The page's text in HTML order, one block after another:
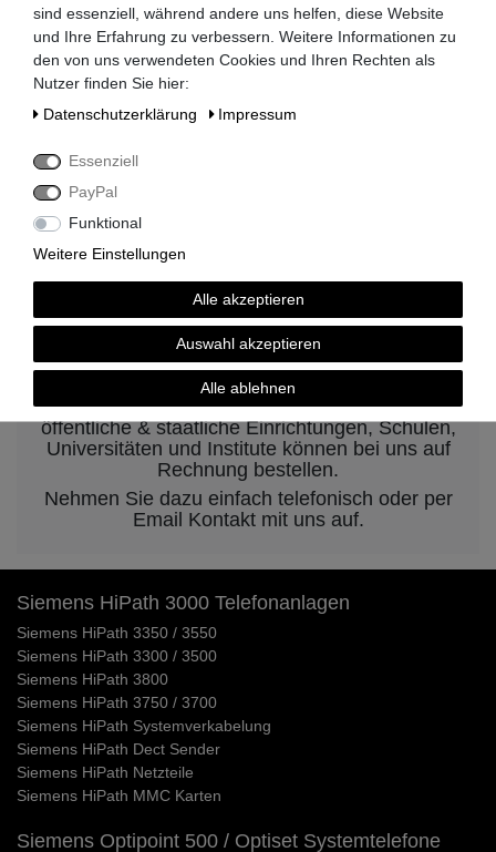
Lieferzeit 2-3 Tage
Kauf auf Rechnung nach
vorheriger Absprache möglich.
Behörden, Banken, Firmen, Bestandskunden,
öffentliche & staatliche Einrichtungen, Schulen,
Universitäten und Institute können bei uns auf
Rechnung bestellen.
Nehmen Sie dazu einfach telefonisch oder per
Email Kontakt mit uns auf.
Siemens HiPath 3000 Telefonanlagen
Siemens HiPath 3350 / 3550
Siemens HiPath 3300 / 3500
Siemens HiPath 3800
Siemens HiPath 3750 / 3700
Siemens HiPath Systemverkabelung
Siemens HiPath Dect Sender
Siemens HiPath Netzteile
Siemens HiPath MMC Karten
Siemens Optipoint 500 / Optiset Systemtelefone
sind essenziell, während andere uns helfen, diese Website
und Ihre Erfahrung zu verbessern. Weitere Informationen zu
den von uns verwendeten Cookies und Ihren Rechten als
Nutzer finden Sie hier:
Daten­schutz­erklärung
Impressum
Essenziell
PayPal
Funktional
Weitere Einstellungen
Alle akzeptieren
Auswahl akzeptieren
Alle ablehnen